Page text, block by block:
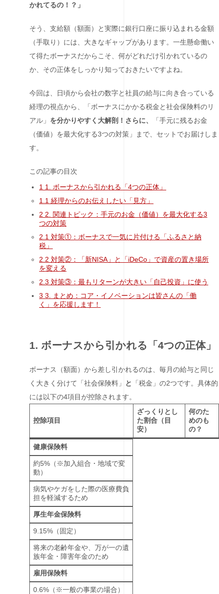
かれてるの！？」
そう、支給額（額面）と実際に銀行口座に振り込まれる金額
（手取り）には、大きなギャップがあります。一生懸命働い
て得たボーナスだからこそ、何がどれだけ引かれているの
か、その正体をしっかり知っておきたいですよね。
今回は、日頃から会社の数字と社員の給与に向き合っている
経理の視点から、「ボーナスにかかる税金と社会保険料のリ
アル」 を分かりやすく大解剖！さらに、
「手元に残るお金
（価値）を最大化する3つの対策」まで、セットでお届けしま
す。
この記事の目次
1 1. ボーナスから引かれる「4つの正体」
1.1 経理からのお伝えしたい「見方」
2 2. 関連トピック：手元のお金（価値）を最大化する3
つの対策
2.1 対策①：ボーナスで一気に片付ける「ふるさと納
税」
2.2 対策②：「新NISA」と「iDeCo」で資産の置き場所
を変える
2.3 対策③：最もリターンが大きい「自己投資」に使う
3 3. まとめ：コア・イノベーションは皆さんの「働
く」を応援します！
1. ボーナスから引かれる「4つの正体」
ボーナス（額面）から差し引かれるのは、毎月の給与と同じ
く大きく分けて「社会保険料」
と
「税金」の2つです。具体的
には以下の4項目が控除されます。
控除項目
ざっくりとし
た割合（目
安）
何のた
めのも
の？
健康保険料
約5%（※加入組合・地域で変
動）
病気やケガをした際の医療費負
担を軽減するため
厚生年金保険料
9.15%（固定）
将来の老齢年金や、万が一の遺
族年金・障害年金のため
雇用保険料
0.6%（※一般の事業の場合）